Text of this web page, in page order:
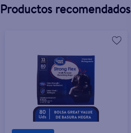
Productos recomendados